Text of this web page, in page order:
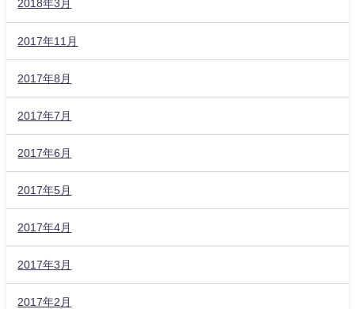
2018年3月
2017年11月
2017年8月
2017年7月
2017年6月
2017年5月
2017年4月
2017年3月
2017年2月